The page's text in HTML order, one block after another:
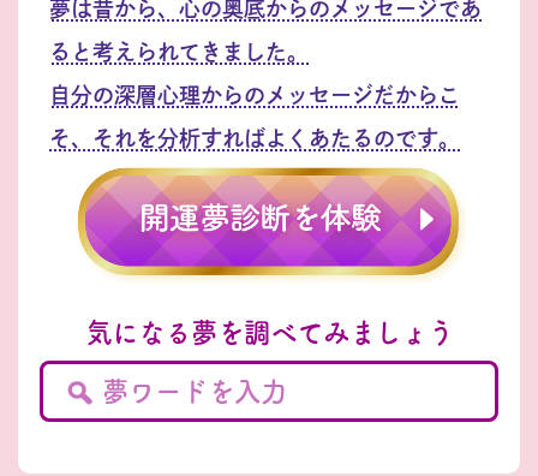
夢は昔から、心の奥底からのメッセージであ
ると考えられてきました。
自分の深層心理からのメッセージだからこ
そ、それを分析すればよくあたるのです。
気になる夢を調べてみましょう